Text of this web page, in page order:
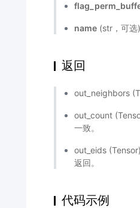
name (str，可
返回
out_neighbors
out_count
一致。
out_eids
返回。
代码示例